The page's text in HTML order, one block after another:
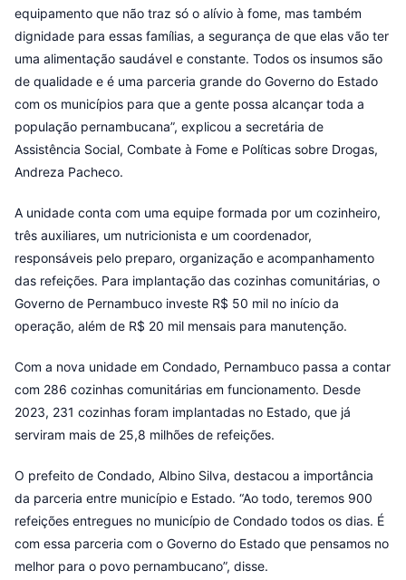
equipamento que não traz só o alívio à fome, mas também
dignidade para essas famílias, a segurança de que elas vão ter
uma alimentação saudável e constante. Todos os insumos são
de qualidade e é uma parceria grande do Governo do Estado
com os municípios para que a gente possa alcançar toda a
população pernambucana”, explicou a secretária de
Assistência Social, Combate à Fome e Políticas sobre Drogas,
Andreza Pacheco.
A unidade conta com uma equipe formada por um cozinheiro,
três auxiliares, um nutricionista e um coordenador,
responsáveis pelo preparo, organização e acompanhamento
das refeições. Para implantação das cozinhas comunitárias, o
Governo de Pernambuco investe R$ 50 mil no início da
operação, além de R$ 20 mil mensais para manutenção.
Com a nova unidade em Condado, Pernambuco passa a contar
com 286 cozinhas comunitárias em funcionamento. Desde
2023, 231 cozinhas foram implantadas no Estado, que já
serviram mais de 25,8 milhões de refeições.
O prefeito de Condado, Albino Silva, destacou a importância
da parceria entre município e Estado. “Ao todo, teremos 900
refeições entregues no município de Condado todos os dias. É
com essa parceria com o Governo do Estado que pensamos no
melhor para o povo pernambucano”, disse.